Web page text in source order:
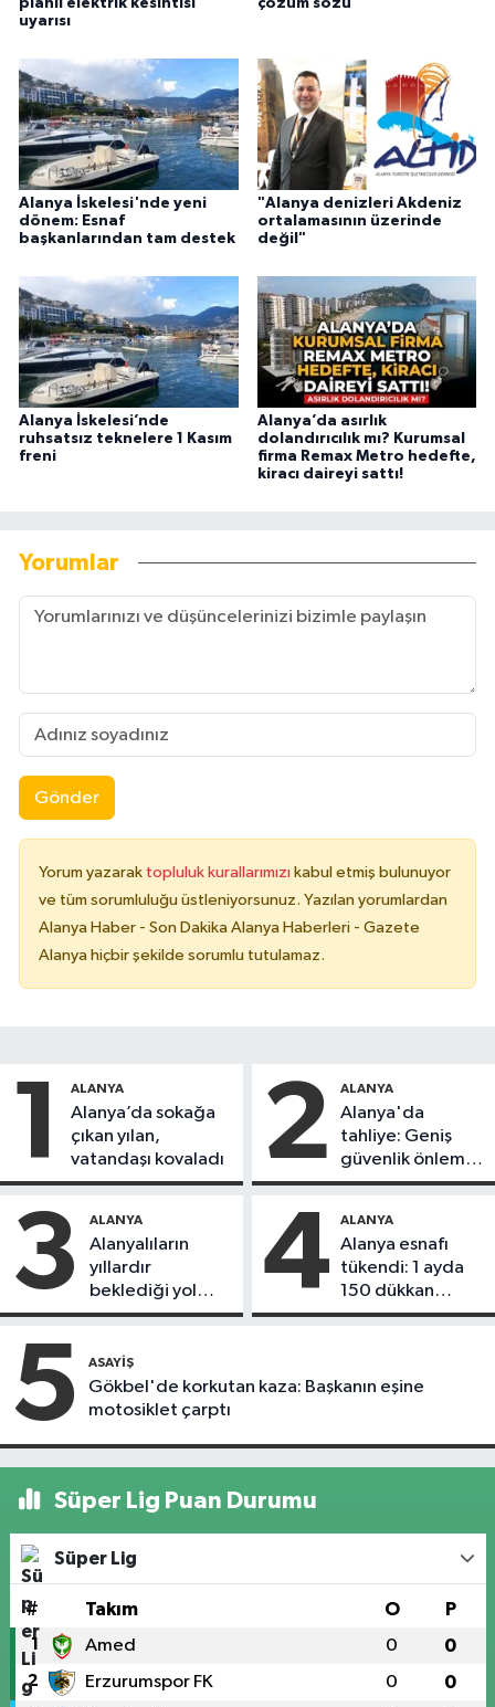
planlı elektrik kesintisi
uyarısı
çözüm sözü
Alanya İskelesi'nde yeni
dönem: Esnaf
başkanlarından tam destek
"Alanya denizleri Akdeniz
ortalamasının üzerinde
değil"
Alanya İskelesi’nde
ruhsatsız teknelere 1 Kasım
freni
Alanya’da asırlık
dolandırıcılık mı? Kurumsal
firma Remax Metro hedefte,
kiracı daireyi sattı!
Yorumlar
Gönder
Yorum yazarak topluluk kurallarımızı kabul etmiş bulunuyor
ve tüm sorumluluğu üstleniyorsunuz. Yazılan yorumlardan
Alanya Haber - Son Dakika Alanya Haberleri - Gazete
Alanya hiçbir şekilde sorumlu tutulamaz.
1 ALANYA
Alanya’da sokağa
çıkan yılan,
vatandaşı kovaladı
2 ALANYA
Alanya'da
tahliye: Geniş
güvenlik önlemi
alındı
3 ALANYA
Alanyalıların
yıllardır
beklediği yol
askıdan döndü
4 ALANYA
Alanya esnafı
tükendi: 1 ayda
150 dükkan
kapandı
5 ASAYIŞ
Gökbel'de korkutan kaza: Başkanın eşine
motosiklet çarptı
Süper Lig Puan Durumu
Süper Lig
# Takım O P
1 Amed 0 0
2 Erzurumspor FK 0 0